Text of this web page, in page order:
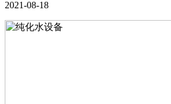
2021-08-18